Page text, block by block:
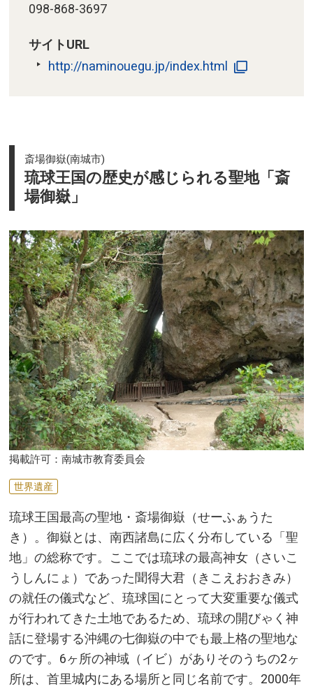
098-868-3697
サイトURL
http://naminouegu.jp/index.html
斎場御嶽(南城市)
琉球王国の歴史が感じられる聖地「斎
場御嶽」
掲載許可：南城市教育委員会
世界遺産
琉球王国最高の聖地・斎場御嶽（せーふぁうた
き）。御嶽とは、南西諸島に広く分布している「聖
地」の総称です。ここでは琉球の最高神女（さいこ
うしんにょ）であった聞得大君（きこえおおきみ）
の就任の儀式など、琉球国にとって大変重要な儀式
が行われてきた土地であるため、琉球の開びゃく神
話に登場する沖縄の七御嶽の中でも最上格の聖地な
のです。6ヶ所の神域（イビ）がありそのうちの2ヶ
所は、首里城内にある場所と同じ名前です。2000年